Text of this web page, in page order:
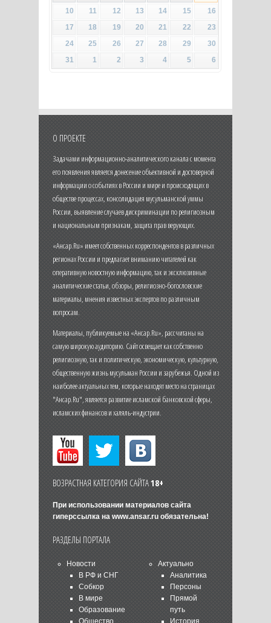
10
11 12 13 14 15
16
17
18 19 20 21 22
23
24
25 26 27 28 29
30
31
1 2 3 4 5 6
О ПРОЕКТЕ
Задачами информационно-аналитического канала с момента
его появления является донесение объективной и достоверной
информации о событиях в России и мире и происходящих в
обществе процессах, консолидация мусульманской уммы
России, выявление случаев дискриминации по религиозным
и национальным признакам, защита прав верующих.
«Ансар.Ru» имеет собственных корреспондентов в различных
регионах России и предлагает вниманию читателей как
оперативную новостную информацию, так и эксклюзивные
аналитические статьи, обзоры, религиозно-богословские
материалы, мнения известных экспертов по различным
вопросам.
Материалы, публикуемые на «Ансар.Ru», рассчитаны на
самую широкую аудиторию. Сайт освещает как собственно
религиозную, так и политическую, экономическую, культурную,
общественную жизнь мусульман России и зарубежья. Одной из
наиболее актуальных тем, которые находят место на страницах
"Ансар.Ru", является развитие исламской банковской сферы,
исламских финансов и халяль-индустрии.
ВОЗРАСТНАЯ КАТЕГОРИЯ САЙТА18+
При использовании материалов сайта
гиперссылка на www.ansar.ruобязательна!
РАЗДЕЛЫ ПОРТАЛА
Новости
В РФ и СНГ
Собкор
В мире
Образование
Общество
Актуально
Аналитика
Персоны
Прямой
путь
История